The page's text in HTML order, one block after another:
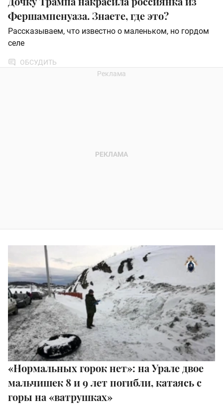
Фершампенуаза. Знаете, где это?
Рассказываем, что известно о маленьком, но гордом
селе
ОБСУДИТЬ
«Нормальных горок нет»: на Урале двое
мальчишек 8 и 9 лет погибли, катаясь с
горы на «ватрушках»